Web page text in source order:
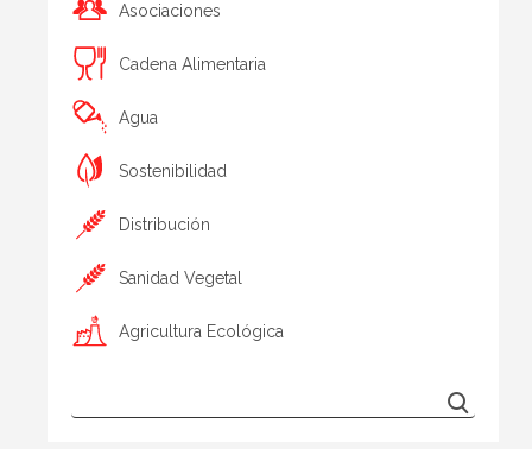
Asociaciones
Cadena Alimentaria
Agua
Sostenibilidad
Distribución
Sanidad Vegetal
Agricultura Ecológica